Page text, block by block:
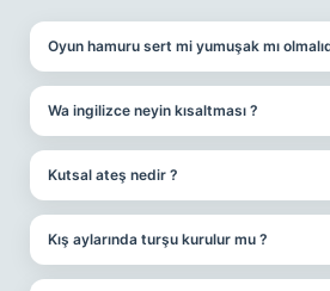
Oyun hamuru sert mi yumuşak mı
Wa ingilizce neyin kısaltması ?
Kutsal ateş nedir ?
Kış aylarında turşu kurulur mu ?